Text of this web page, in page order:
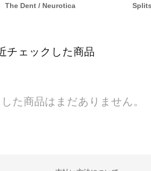
The Dent / Neurotica
チェックした商品
た商品はまだありません。